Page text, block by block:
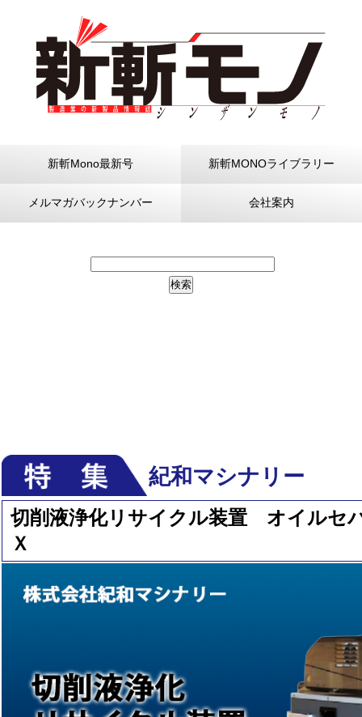
新斬Mono最新号 新斬MONOライブラリー
メルマガバックナンバー 会社案内
紀和マシナリー
切削液浄化リサイクル装置 オイルセ
Ｘ